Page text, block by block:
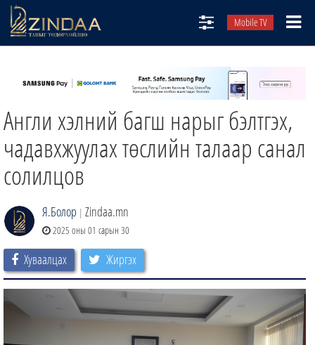
Mobile TV
ТВ8
ӨГЛӨӨНИЙ СОНИН
ЗИНДАА СЭТГҮҮЛ
Англи хэлний багш нарыг бэлтгэх,
чадавхжуулах төслийн талаар санал
солилцов
Я.Болор | Zindaa.mn
2025 оны 01 сарын 30
Хуваалцах Жиргэх